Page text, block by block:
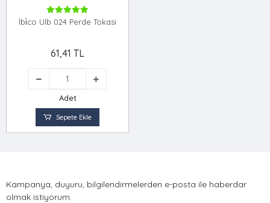
İbi̇co Ulb 024 Perde Tokasi
61,41 TL
Adet
Sepete Ekle
Kampanya, duyuru, bilgilendirmelerden e-posta ile haberdar
olmak istiyorum.